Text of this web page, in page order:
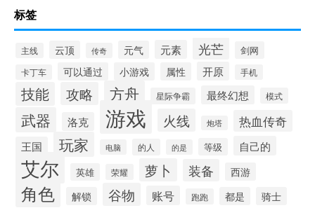
标签
主线 云顶 传奇 元气 元素 光芒 剑网
卡丁车 可以通过 小游戏 属性 开原 手机
技能 攻略 方舟 星际争霸 最终幻想 模式
武器 洛克 游戏 火线 炮塔 热血传奇
王国 玩家 电脑 的人 的是 等级 自己的
艾尔 英雄 荣耀 萝卜 装备 西游
角色 解锁 谷物 账号 跑跑 都是 骑士